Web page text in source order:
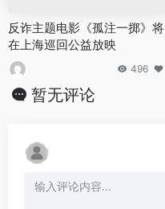
反诈主题电影《孤注一掷》将
在上海巡回公益放映
496
暂无评论